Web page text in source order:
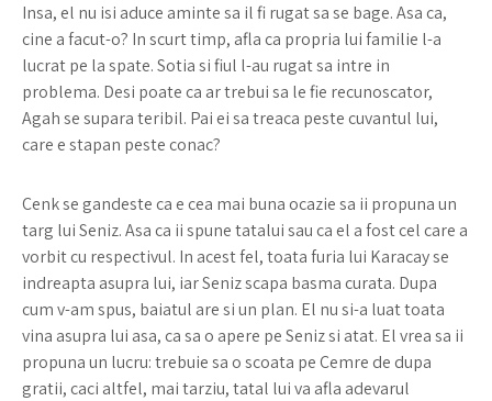
Insa, el nu isi aduce aminte sa il fi rugat sa se bage. Asa ca,
cine a facut-o? In scurt timp, afla ca propria lui familie l-a
lucrat pe la spate. Sotia si fiul l-au rugat sa intre in
problema. Desi poate ca ar trebui sa le fie recunoscator,
Agah se supara teribil. Pai ei sa treaca peste cuvantul lui,
care e stapan peste conac?
Cenk se gandeste ca e cea mai buna ocazie sa ii propuna un
targ lui Seniz. Asa ca ii spune tatalui sau ca el a fost cel care a
vorbit cu respectivul. In acest fel, toata furia lui Karacay se
indreapta asupra lui, iar Seniz scapa basma curata. Dupa
cum v-am spus, baiatul are si un plan. El nu si-a luat toata
vina asupra lui asa, ca sa o apere pe Seniz si atat. El vrea sa ii
propuna un lucru: trebuie sa o scoata pe Cemre de dupa
gratii, caci altfel, mai tarziu, tatal lui va afla adevarul